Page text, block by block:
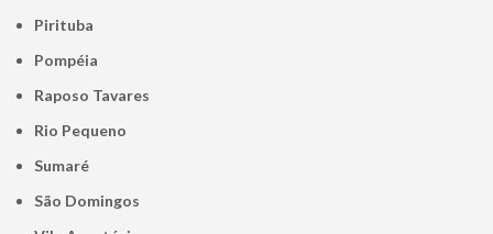
Pirituba
Pompéia
Raposo Tavares
Rio Pequeno
Sumaré
São Domingos